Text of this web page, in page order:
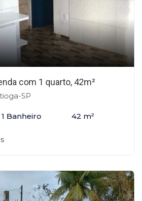
com 1 quarto, 42m²
SP
1 Banheiro 42 m²